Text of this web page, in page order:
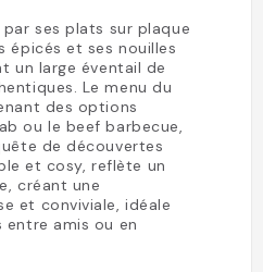
ses plats sur plaque
épicés et ses nouilles
un large éventail de
Le menu du
des options
ou le beef barbecue,
de découvertes
et cosy, reflète un
créant une
et conviviale, idéale
amis ou en